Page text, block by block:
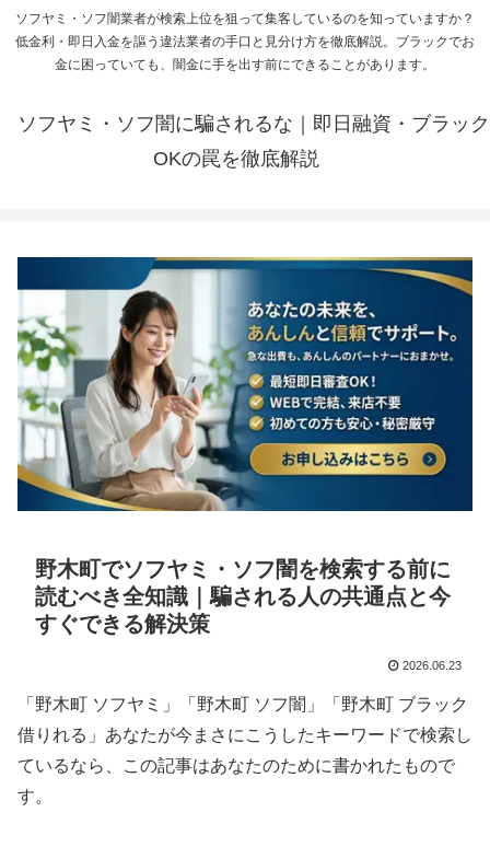
ソフヤミ・ソフ闇業者が検索上位を狙って集客しているのを知っていますか？
低金利・即日入金を謳う違法業者の手口と見分け方を徹底解説。ブラックでお
金に困っていても、闇金に手を出す前にできることがあります。
ソフヤミ・ソフ闇に騙されるな｜即日融資・ブラック
OKの罠を徹底解説
野木町でソフヤミ・ソフ闇を検索する前に
読むべき全知識｜騙される人の共通点と今
すぐできる解決策
2026.06.23
「野木町 ソフヤミ」「野木町 ソフ闇」「野木町 ブラック
借りれる」あなたが今まさにこうしたキーワードで検索し
ているなら、この記事はあなたのために書かれたもので
す。